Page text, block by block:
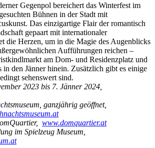
Gegenpol bereichert das Winterfest im
Bühnen in der Stadt mit
Das einzigartige Flair der romantisch
gepaart mit internationaler
die Herzen, um in die Magie des Augenblicks
Aufführungen reichen –
am Dom- und Residenzplatz und
in den Jänner hinein. Zusätzlich gibt es einige
sehenswert sind.
2023 bis 7. Jänner 2024,
ganzjährig geöffnet,
www.domquartier.at
im Spielzeug Museum,